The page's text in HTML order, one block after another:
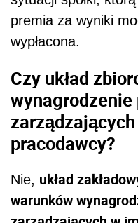
premia za wyniki
wypłacona.
Czy układ
pracodawcy?
Nie, układ
warunków